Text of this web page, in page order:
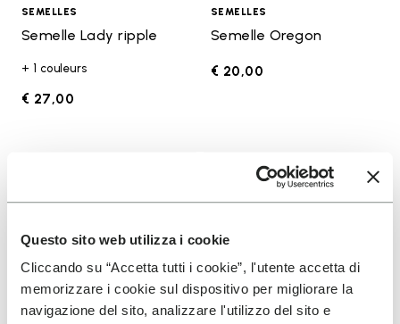
Questo sito web utilizza i cookie
Cliccando su “Accetta tutti i cookie”, l'utente accetta di
memorizzare i cookie sul dispositivo per migliorare la
navigazione del sito, analizzare l'utilizzo del sito e
SEMELLES
Semelle Lady ripple
+ 1 couleurs
€ 27,00
SEMELLES
Semelle Oregon
€ 20,00
Add to wishlist
Add to wishlist Semelle Edo
Add
Add